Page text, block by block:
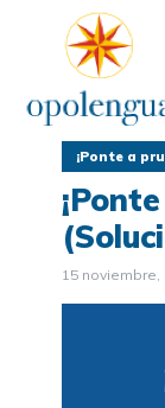
¡Ponte a
15 noviembre,